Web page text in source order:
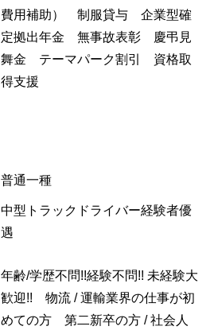
費用補助） 制服貸与 企業型確
定拠出年金 無事故表彰 慶弔見
舞金 テーマパーク割引 資格取
得支援
普通一種
中型トラックドライバー経験者優
遇
年齢/学歴不問!!経験不問!! 未経験大
歓迎!! 物流 / 運輸業界の仕事が初
めての方 第二新卒の方 / 社会人